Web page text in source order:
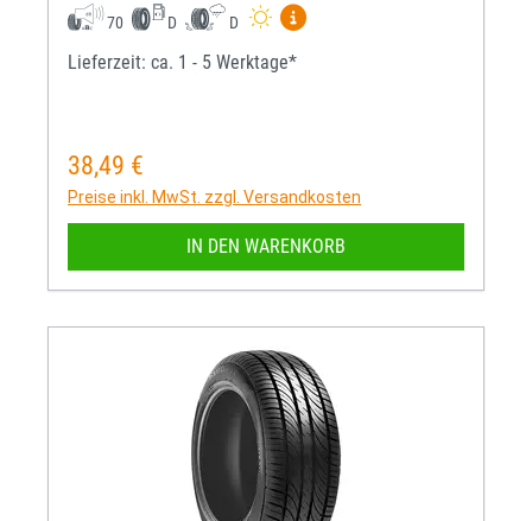
70 D D
Mehr Informationen zum
Lieferzeit: ca. 1 - 5 Werktage*
Regulärer Preis:
38,49 €
Preise inkl. MwSt. zzgl. Versandkosten
IN DEN WARENKORB